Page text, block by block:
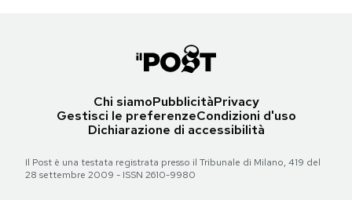
Chi siamoPubblicitàPrivacy
Gestisci le preferenzeCondizioni d'uso
Dichiarazione di accessibilità
Il Post è una testata registrata presso il Tribunale di Milano, 419 del
28 settembre 2009 - ISSN 2610-9980